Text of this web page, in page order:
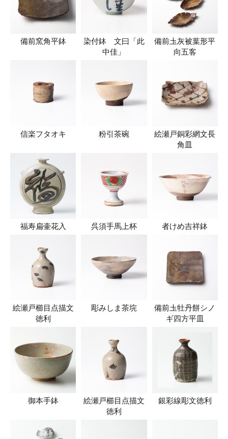
備前窯角平鉢
染付鉢 文曰「此
中佳」
備前圡灰被葉形平
向五客
信楽フタオキ 粉引茶碗
絵瀬戸銅彩網文長
角皿
福寿扁壷花入 呉須手馬上杯 者けめ吉祥鉢
絵瀬戸櫛目点描文
徳利
彫みしま茶垸
備前圡牡丹餅シノ
ギ四方平皿
御本手鉢
絵瀬戸櫛目点描文
徳利
銀彩線彫文徳利